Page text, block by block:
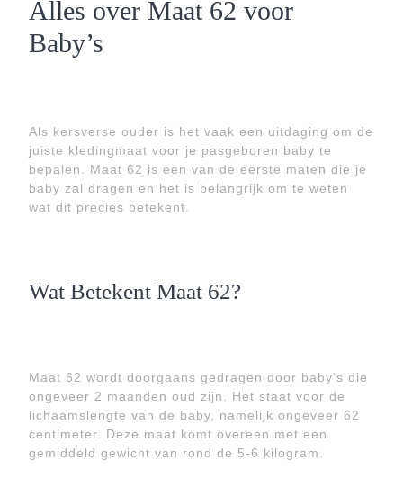
Alles over Maat 62 voor
Baby’s
Als kersverse ouder is het vaak een uitdaging om de
juiste kledingmaat voor je pasgeboren baby te
bepalen. Maat 62 is een van de eerste maten die je
baby zal dragen en het is belangrijk om te weten
wat dit precies betekent.
Wat Betekent Maat 62?
Maat 62 wordt doorgaans gedragen door baby’s die
ongeveer 2 maanden oud zijn. Het staat voor de
lichaamslengte van de baby, namelijk ongeveer 62
centimeter. Deze maat komt overeen met een
gemiddeld gewicht van rond de 5-6 kilogram.